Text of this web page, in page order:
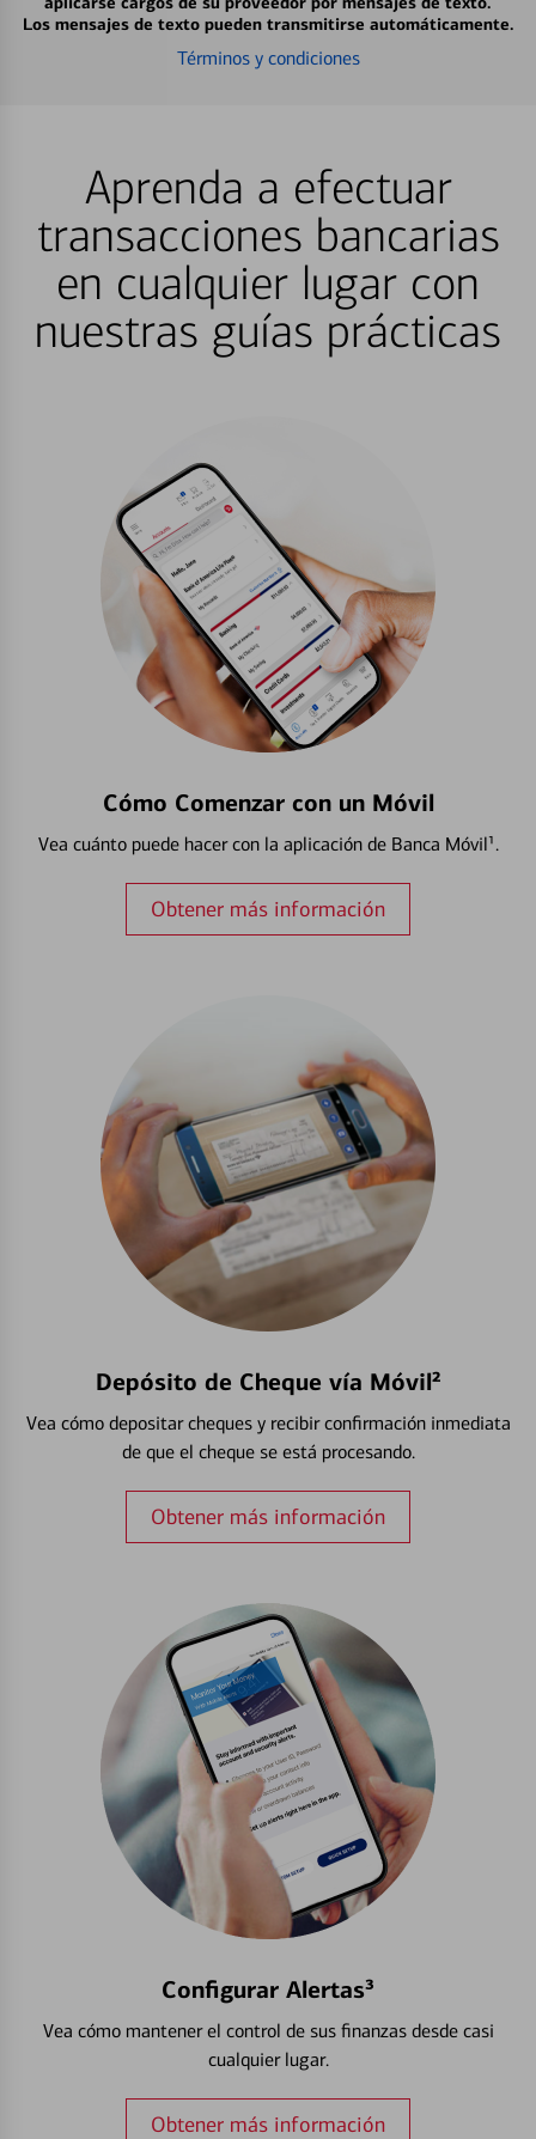
Los mensajes de texto pueden transmitirse automáticamente.
Términos y condiciones
Aprenda a efectuar
transacciones bancarias
en cualquier lugar con
nuestras guías prácticas
Cómo Comenzar con un Móvil
Vea cuánto puede hacer con la aplicación de Banca Móvil¹.
Obtener más información
Depósito de Cheque vía Móvil²
Vea cómo depositar cheques y recibir confirmación inmediata
de que el cheque se está procesando.
Obtener más información
Configurar Alertas³
Vea cómo mantener el control de sus finanzas desde casi
cualquier lugar.
Obtener más información